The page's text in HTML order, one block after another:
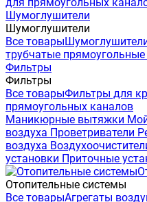
Шумоглушители
Шумоглушители
Все товары
трубчатые
Фильтры
Фильтры
Все товарыФильтры для
прямоугольных каналов
Маникюрные вытяжки
воздуха Проветриватели
воздуха
установки Приточные
Отопительные системы
Все товарыАгрегаты